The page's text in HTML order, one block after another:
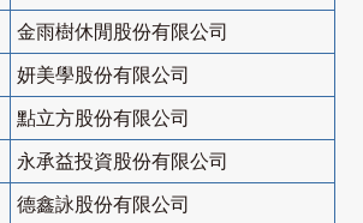
金雨樹休閒股份有限公司
妍美學股份有限公司
點立方股份有限公司
永承益投資股份有限公司
德鑫詠股份有限公司